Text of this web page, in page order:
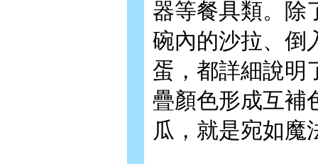
器等餐具類。除
碗內的沙拉、倒
蛋，都詳細說明
疊顏色形成互補
瓜，就是宛如魔